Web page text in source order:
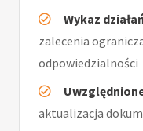
Wykaz
zalecenia
odpowiedzialności
aktualizacja